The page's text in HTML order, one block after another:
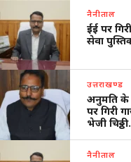
नैनीताल
ईई पर
सेवा
उत्तराखण्ड
अनुमति के
पर गिरी
भेजी
नैनीताल